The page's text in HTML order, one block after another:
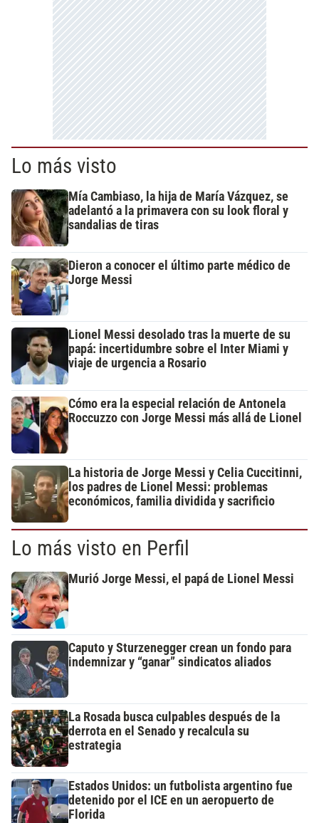
Lo más visto
Mía Cambiaso, la hija de María Vázquez, se
adelantó a la primavera con su look floral y
sandalias de tiras
Dieron a conocer el último parte médico de
Jorge Messi
Lionel Messi desolado tras la muerte de su
papá: incertidumbre sobre el Inter Miami y
viaje de urgencia a Rosario
Cómo era la especial relación de Antonela
Roccuzzo con Jorge Messi más allá de Lionel
La historia de Jorge Messi y Celia Cuccitinni,
los padres de Lionel Messi: problemas
económicos, familia dividida y sacrificio
Lo más visto en Perfil
Murió Jorge Messi, el papá de Lionel Messi
Caputo y Sturzenegger crean un fondo para
indemnizar y “ganar” sindicatos aliados
La Rosada busca culpables después de la
derrota en el Senado y recalcula su
estrategia
Estados Unidos: un futbolista argentino fue
detenido por el ICE en un aeropuerto de
Florida